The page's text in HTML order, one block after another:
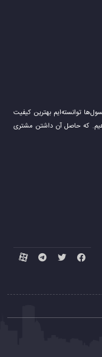
توانسته‌ایم بهترین کیفیت
دهیم. که حاصل آن داشتن مشتری